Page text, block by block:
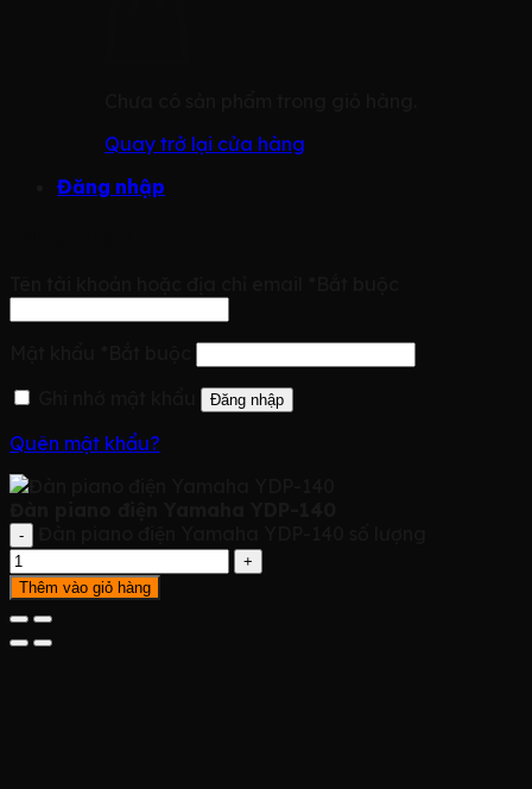
Quay trở lại cửa hàng
Đăng nhập
Đăng nhập
Quên mật khẩu?
Thêm vào giỏ hàng